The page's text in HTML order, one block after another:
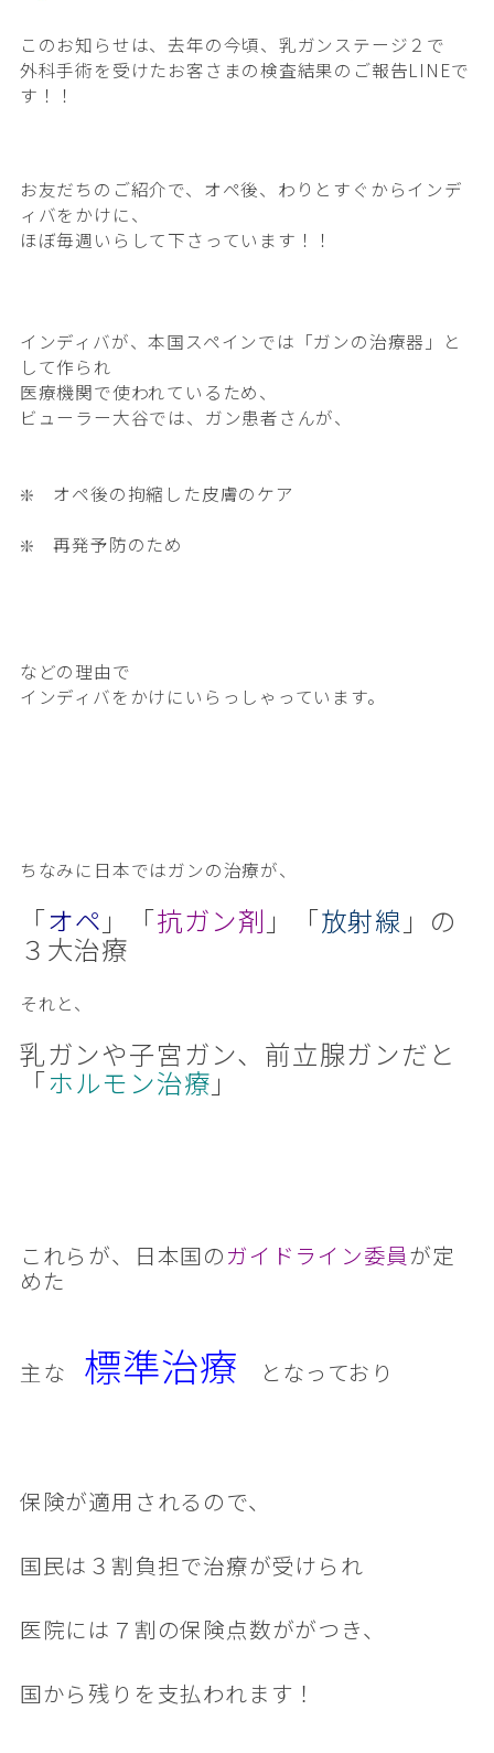
このお知らせは、去年の今頃、乳ガンステージ２で
外科手術を受けたお客さまの検査結果のご報告LINEで
す！！
お友だちのご紹介で、オペ後、 わりとすぐからインデ
ィバをかけに、
ほぼ毎週いらして下さっています！！
インディバが、本国スペインでは「ガンの治療器」と
して作られ
医療機関で使われているため、
ビューラー大谷では、ガン患者さんが、
❇️ オペ後の拘縮した皮膚のケア
❇️ 再発予防のため
などの理由で
インディバをかけにいらっしゃっています。
ちなみに日本ではガンの治療が、
「オペ 」「抗ガン剤 」「放射線 」の
３大治療
それと、
乳ガンや子宮ガン、前立腺ガンだと
「ホルモン治療 」
これらが、日本国のガイドライン委員が定
めた
主な 標準治療 となっており
保険が適用されるので、
国民は３割負担で治療が受けられ
医院には７割の保険点数ががつき、
国から残りを支払われます！